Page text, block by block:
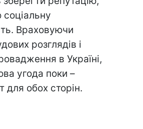
Враховуючи
розглядів і
в Україні,
угода поки –
для обох сторін.